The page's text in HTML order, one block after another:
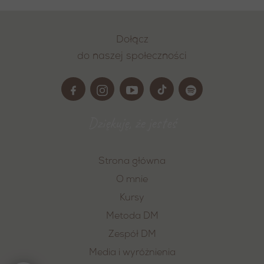
Strona główna
O mnie
Kursy
Metoda DM
Zespół DM
Media i wyróżnienia
Dołącz
do naszej społeczności